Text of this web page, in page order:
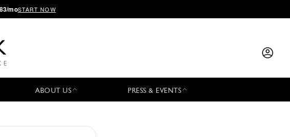
moSTART NOW
ABOUT US PRESS & EVENTS